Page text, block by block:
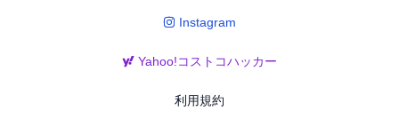
Instagram
Yahoo!コストコハッカー
利用規約